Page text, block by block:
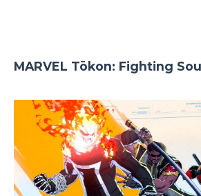
MARVEL Tōkon: Fighting